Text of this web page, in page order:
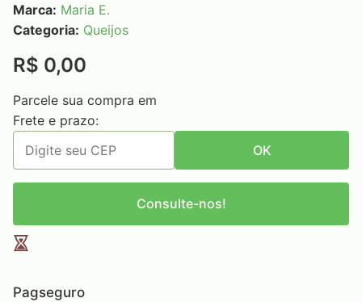
Marca: Maria E.
Categoria: Queijos
R$ 0,00
Parcele sua compra em
Frete e prazo:
OK
Consulte-nos!
Pagseguro